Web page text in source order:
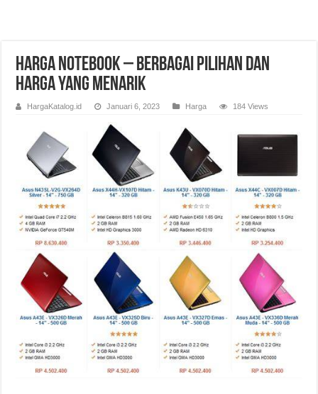
Harga Notebook – Berbagai Pilihan dan
Harga yang Menarik
HargaKatalog.id Januari 6, 2023 Harga 184 Views